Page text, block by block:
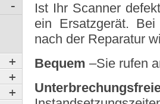
Ist Ihr Scanner
ein Ersatzgerät.
nach der Reparatur
Bequem –Sie rufen